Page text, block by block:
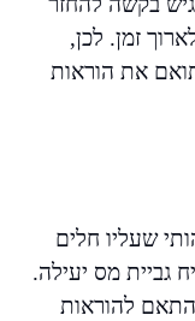
זמן. לכן,
את הוראות
שעליו חלים
גביית מס יעילה.
להוראות